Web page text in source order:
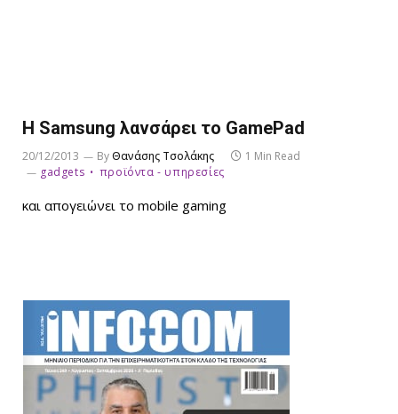
H Samsung λανσάρει το GamePad
20/12/2013 ByΘανάσης Τσολάκης
1 Min Read
gadgets
προϊόντα - υπηρεσίες
και απογειώνει το mobile gaming